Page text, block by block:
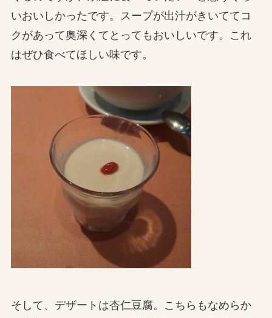
いおいしかったです。スープが出汁がきいててコ
クがあって奥深くてとってもおいしいです。これ
はぜひ食べてほしい味です。
そして、デザートは杏仁豆腐。こちらもなめらか